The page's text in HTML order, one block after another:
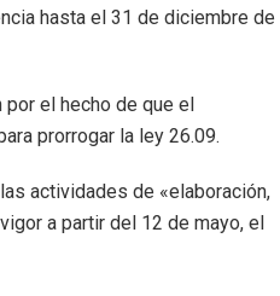
hasta el 31 de diciembre de
el hecho de que el
prorrogar la ley 26.09.
actividades de «elaboración,
a partir del 12 de mayo, el